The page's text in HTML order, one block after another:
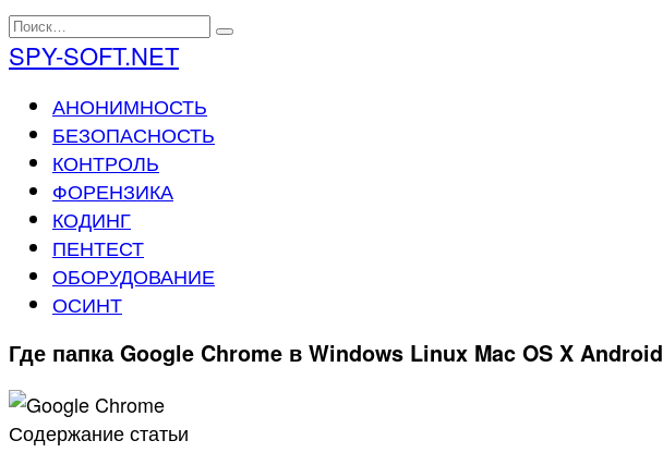
Перейти
к
содержанию
Search
for:
SPY-SOFT.NET
АНОНИМНОСТЬ
БЕЗОПАСНОСТЬ
КОНТРОЛЬ
ФОРЕНЗИКА
КОДИНГ
ПЕНТЕСТ
ОБОРУДОВАНИЕ
ОСИНТ
Где папка Google Chrome в Windows Linux Mac OS X Android
Содержание статьи